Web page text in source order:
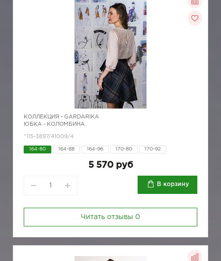
КОЛЛЕКЦИЯ - GARDARIKA
ЮБКА - КОЛОМБИНА
*115-3897/41009/4
164-80 164-88 164-96 170-80 170-92
5 570 руб
В корзину
Читать отзывы 0